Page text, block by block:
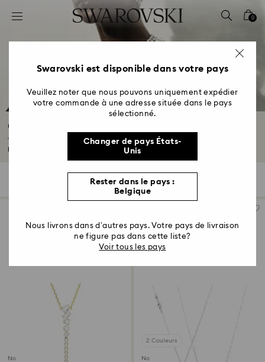
Accesskeys list
2 - Footer
4 - Search results
0
Colliers
Trouvez votre nouveau favori quotidien avec notre collection de colliers
pour...
Filtres
Filtres
Nouveau
2 Couleurs
Nouveau
Swarovski est disponible dans votre pays
Veuillez noter que nous pouvons uniquement expédier
votre commande à une adresse située dans le pays
sélectionné.
Changer de pays États-
Unis
Rester dans le pays :
Belgique
Nous livrons dans d’autres pays. Votre pays de livraison
ne figure pas dans cette liste?
Voir tous les pays